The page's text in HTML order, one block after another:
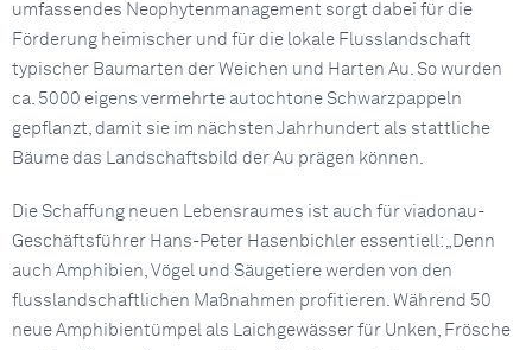
umfassendes Neophytenmanagement sorgt dabei für die
Förderung heimischer und für die lokale Flusslandschaft
typischer Baumarten der Weichen und Harten Au. So wurden
ca. 5000 eigens vermehrte autochtone Schwarzpappeln
gepflanzt, damit sie im nächsten Jahrhundert als stattliche
Bäume das Landschaftsbild der Au prägen können.
Die Schaffung neuen Lebensraumes ist auch für viadonau-
Geschäftsführer Hans-Peter Hasenbichler essentiell: „Denn
auch Amphibien, Vögel und Säugetiere werden von den
flusslandschaftlichen Maßnahmen profitieren. Während 50
neue Amphibientümpel als Laichgewässer für Unken, Frösche